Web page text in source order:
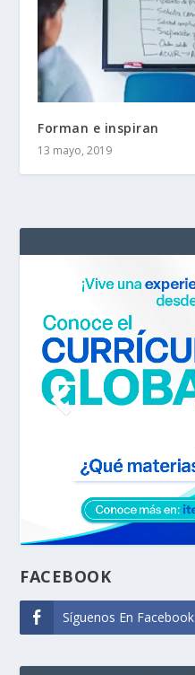
Forman e inspiran
13 mayo, 2019
FACEBOOK
Síguenos En Facebook